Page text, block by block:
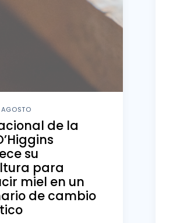
de la
su
para
miel en un
de cambio